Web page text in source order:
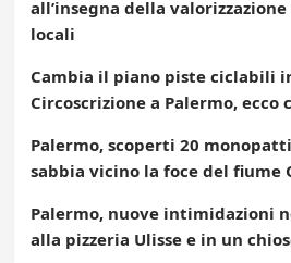
all’insegna della
locali
Cambia il piano piste ciclabili
Circoscrizione a Palermo, ecco
Palermo, scoperti 20
sabbia vicino la foce del fiume
Palermo, nuove intimidazioni
alla pizzeria Ulisse e in un